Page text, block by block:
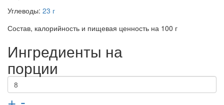
Углеводы: 23 г
Состав, калорийность и пищевая ценность на 100 г
Ингредиенты на
порции